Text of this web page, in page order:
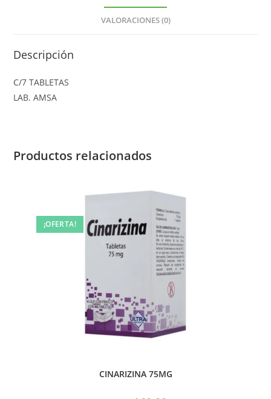
VALORACIONES (0)
Descripción
C/7 TABLETAS
LAB. AMSA
Productos relacionados
¡OFERTA!
CINARIZINA 75MG